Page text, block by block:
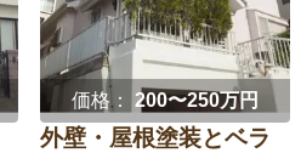
価格： 200〜250万円
外壁・屋根塗装とベラ